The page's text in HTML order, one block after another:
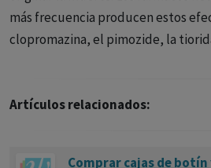
más frecuencia producen estos
clopromazina, el pimozide, la
Artículos relacionados:
Comprar cajas de